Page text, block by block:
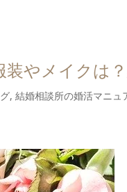
やメイクは
, 結婚相談所の婚活マニュ